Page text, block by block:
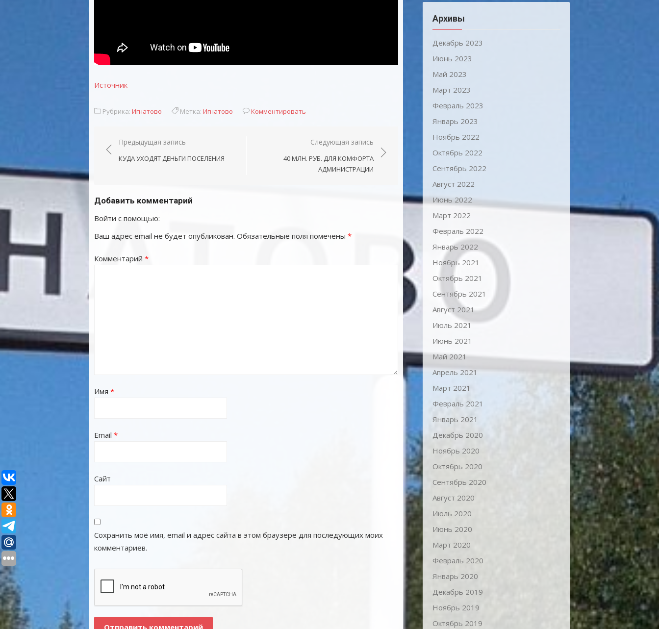
Источник
Рубрика: Игнатово Метка: Игнатово Комментировать
Навигация
по
Предыдущая запись
КУДА УХОДЯТ ДЕНЬГИ ПОСЕЛЕНИЯ
Следующая запись
40 МЛН. РУБ. ДЛЯ КОМФОРТА
АДМИНИСТРАЦИИ
Добавить комментарий
Войти с помощью:
Ваш адрес email не будет опубликован. Обязательные поля помечены *
Комментарий *
Имя *
Email *
Сайт
Сохранить моё имя, email и адрес сайта в этом браузере для последующих моих
комментариев.
Архивы
Декабрь 2023
Июнь 2023
Май 2023
Март 2023
Февраль 2023
Январь 2023
Ноябрь 2022
Октябрь 2022
Сентябрь 2022
Август 2022
Июнь 2022
Март 2022
Февраль 2022
Январь 2022
Ноябрь 2021
Октябрь 2021
Сентябрь 2021
Август 2021
Июль 2021
Июнь 2021
Май 2021
Апрель 2021
Март 2021
Февраль 2021
Январь 2021
Декабрь 2020
Ноябрь 2020
Октябрь 2020
Сентябрь 2020
Август 2020
Июль 2020
Июнь 2020
Март 2020
Февраль 2020
Январь 2020
Декабрь 2019
Ноябрь 2019
Октябрь 2019